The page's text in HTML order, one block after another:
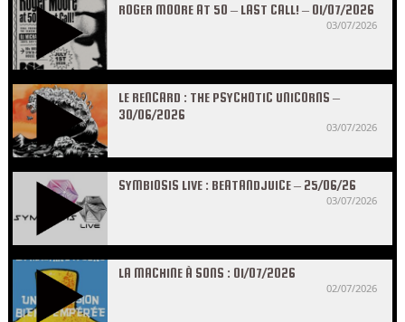
ROGER MOORE AT 50 – LAST CALL! – 01/07/2026
03/07/2026
LE RENCARD : THE PSYCHOTIC UNICORNS –
30/06/2026
03/07/2026
SYMBIOSIS LIVE : BEATANDJUICE – 25/06/26
03/07/2026
LA MACHINE À SONS : 01/07/2026
02/07/2026